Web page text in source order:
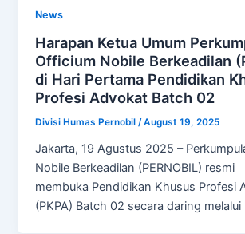
News
Harapan Ketua Umum
Officium Nobile Berkeadilan
di Hari Pertama Pendidikan
Profesi Advokat Batch 02
Divisi Humas Pernobil/August 19, 2025
Jakarta, 19 Agustus 2025 –
Nobile Berkeadilan (PERNOBIL) resmi
membuka Pendidikan Khusus Profesi
(PKPA) Batch 02 secara daring melalui